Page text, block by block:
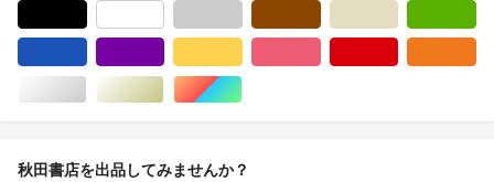
シルバー/銀色系ゴールド/金色系マルチカラー
秋田書店を出品してみませんか？